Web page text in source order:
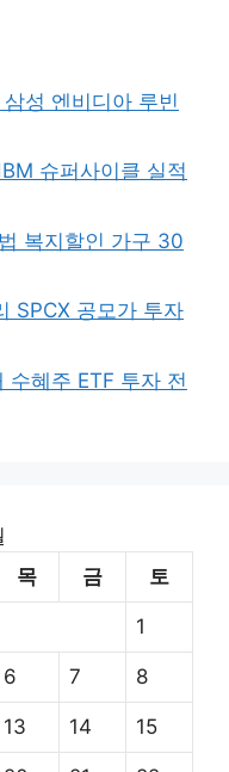
성 엔비디아 루빈
슈퍼사이클 실적
복지할인 가구 30
SPCX 공모가 투자
수혜주 ETF 투자 전
목 금 토
1
6 7 8
13 14 15